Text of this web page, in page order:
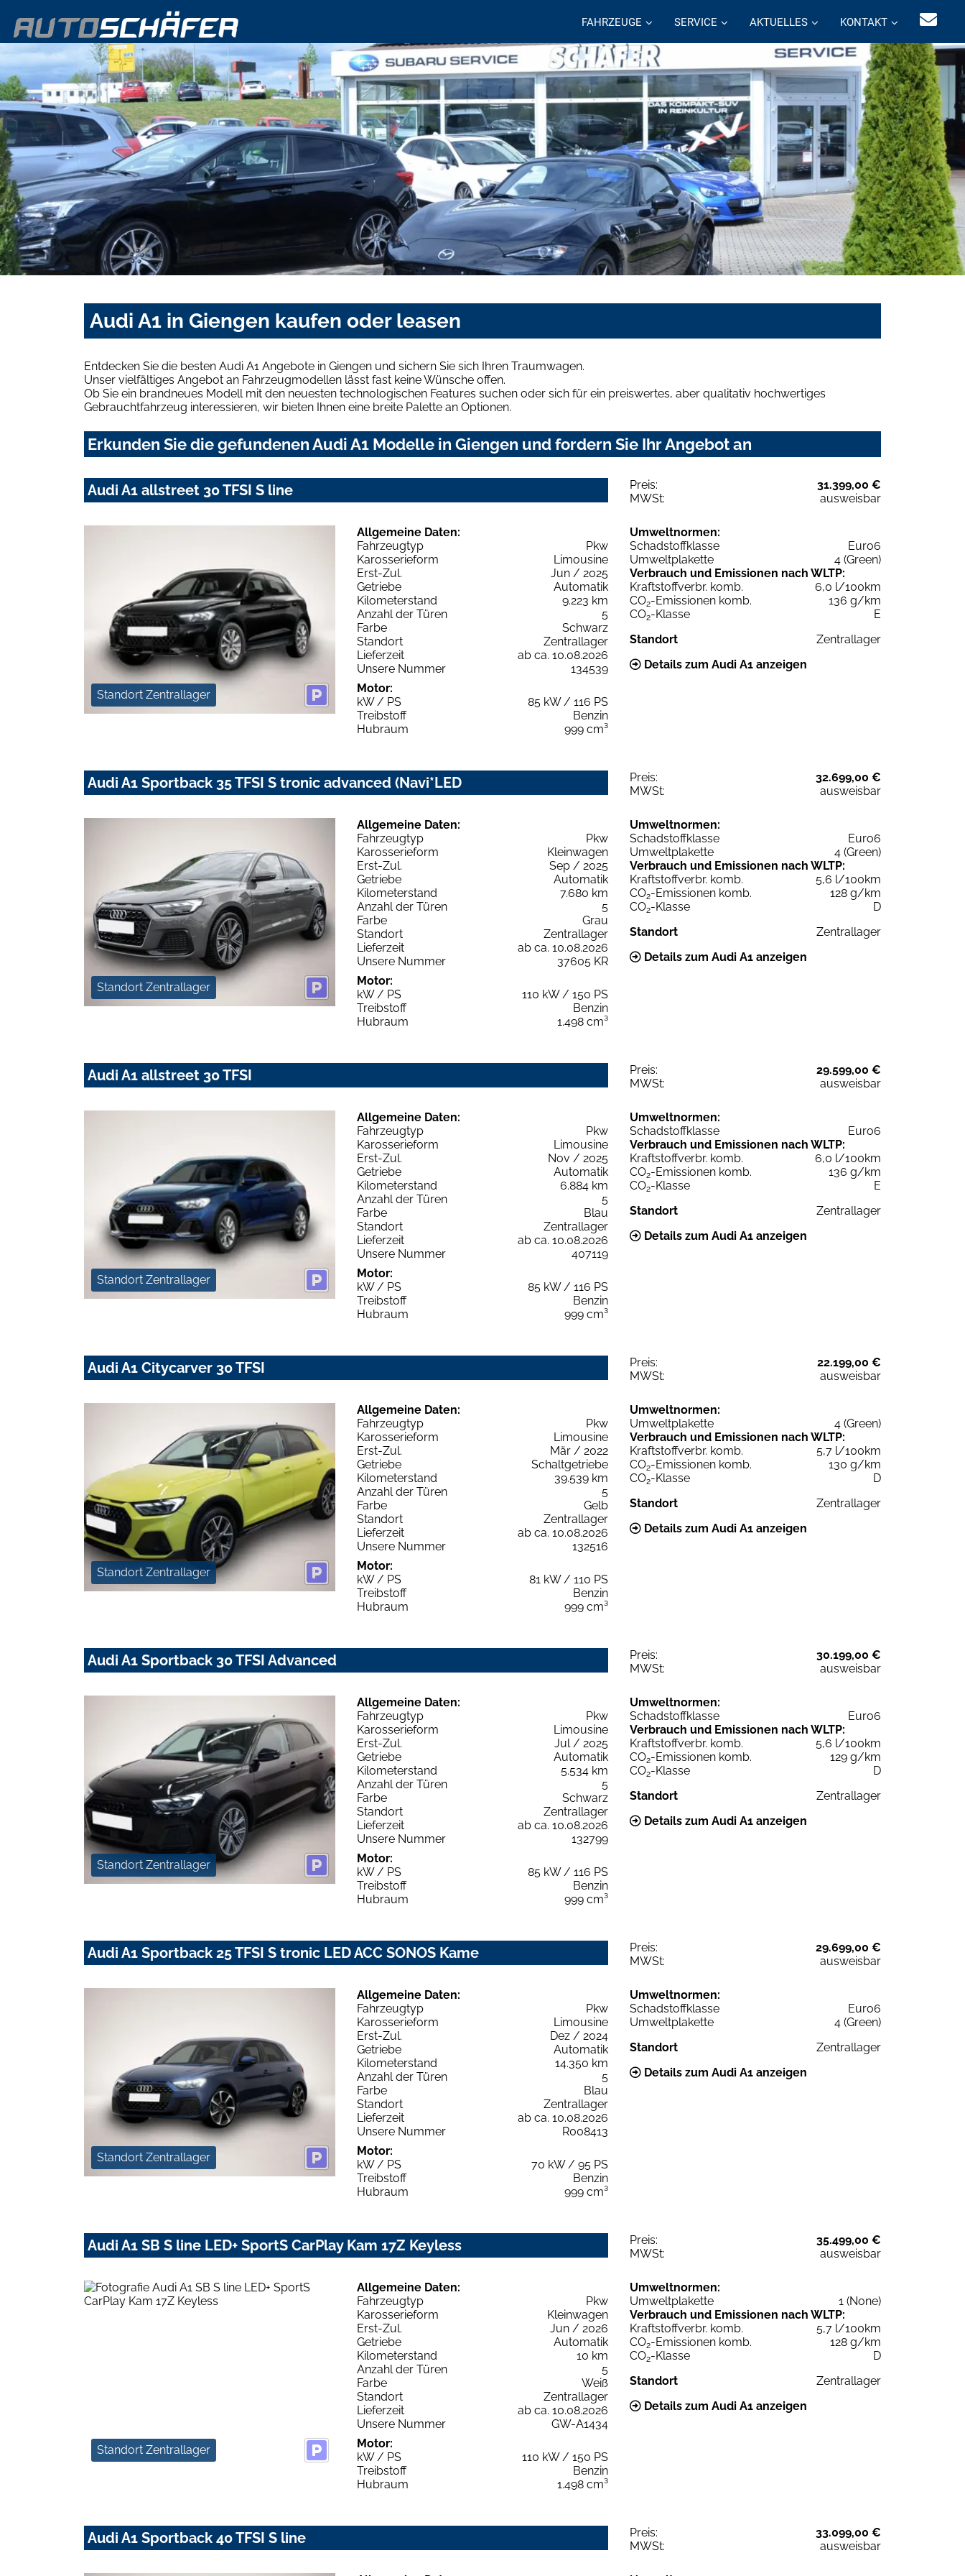
FAHRZEUGE SERVICE AKTUELLES KONTAKT
Audi A1 in Giengen kaufen oder leasen
Entdecken Sie die besten Audi A1 Angebote in Giengen und sichern Sie sich Ihren Traumwagen.
Unser vielfältiges Angebot an Fahrzeugmodellen lässt fast keine Wünsche offen.
Ob Sie ein brandneues Modell mit den neuesten technologischen Features suchen oder sich für ein preiswertes, aber qualitativ hochwertiges
Gebrauchtfahrzeug interessieren, wir bieten Ihnen eine breite Palette an Optionen.
Erkunden Sie die gefundenen Audi A1 Modelle in Giengen und fordern Sie Ihr Angebot an
Audi A1 allstreet 30 TFSI S line Preis:
31.399,00 €
MWSt:
ausweisbar
Standort Zentrallager
Allgemeine Daten:
Fahrzeugtyp
Pkw
Karosserieform
Limousine
Erst-Zul.
Jun / 2025
Getriebe
Automatik
Kilometerstand
9.223 km
Anzahl der Türen
5
Farbe
Schwarz
Standort
Zentrallager
Lieferzeit
ab ca. 10.08.2026
Unsere Nummer
134539
Motor:
kW / PS
85 kW / 116 PS
Treibstoff
Benzin
Hubraum
999 cm³
Umweltnormen:
Schadstoffklasse
Euro6
Umweltplakette
4 (Green)
Verbrauch und Emissionen nach WLTP:
Kraftstoffverbr. komb.
6,0 l/100km
CO2-Emissionen komb.
136 g/km
CO2-Klasse
E
Standort
Zentrallager
Details zum Audi A1 anzeigen
Audi A1 Sportback 35 TFSI S tronic advanced (Navi*LED Preis:
32.699,00 €
MWSt:
ausweisbar
Standort Zentrallager
Allgemeine Daten:
Fahrzeugtyp
Pkw
Karosserieform
Kleinwagen
Erst-Zul.
Sep / 2025
Getriebe
Automatik
Kilometerstand
7.680 km
Anzahl der Türen
5
Farbe
Grau
Standort
Zentrallager
Lieferzeit
ab ca. 10.08.2026
Unsere Nummer
37605 KR
Motor:
kW / PS
110 kW / 150 PS
Treibstoff
Benzin
Hubraum
1.498 cm³
Umweltnormen:
Schadstoffklasse
Euro6
Umweltplakette
4 (Green)
Verbrauch und Emissionen nach WLTP:
Kraftstoffverbr. komb.
5,6 l/100km
CO2-Emissionen komb.
128 g/km
CO2-Klasse
D
Standort
Zentrallager
Details zum Audi A1 anzeigen
Audi A1 allstreet 30 TFSI Preis:
29.599,00 €
MWSt:
ausweisbar
Standort Zentrallager
Allgemeine Daten:
Fahrzeugtyp
Pkw
Karosserieform
Limousine
Erst-Zul.
Nov / 2025
Getriebe
Automatik
Kilometerstand
6.884 km
Anzahl der Türen
5
Farbe
Blau
Standort
Zentrallager
Lieferzeit
ab ca. 10.08.2026
Unsere Nummer
407119
Motor:
kW / PS
85 kW / 116 PS
Treibstoff
Benzin
Hubraum
999 cm³
Umweltnormen:
Schadstoffklasse
Euro6
Verbrauch und Emissionen nach WLTP:
Kraftstoffverbr. komb.
6,0 l/100km
CO2-Emissionen komb.
136 g/km
CO2-Klasse
E
Standort
Zentrallager
Details zum Audi A1 anzeigen
Audi A1 Citycarver 30 TFSI Preis:
22.199,00 €
MWSt:
ausweisbar
Standort Zentrallager
Allgemeine Daten:
Fahrzeugtyp
Pkw
Karosserieform
Limousine
Erst-Zul.
Mär / 2022
Getriebe
Schaltgetriebe
Kilometerstand
39.539 km
Anzahl der Türen
5
Farbe
Gelb
Standort
Zentrallager
Lieferzeit
ab ca. 10.08.2026
Unsere Nummer
132516
Motor:
kW / PS
81 kW / 110 PS
Treibstoff
Benzin
Hubraum
999 cm³
Umweltnormen:
Umweltplakette
4 (Green)
Verbrauch und Emissionen nach WLTP:
Kraftstoffverbr. komb.
5,7 l/100km
CO2-Emissionen komb.
130 g/km
CO2-Klasse
D
Standort
Zentrallager
Details zum Audi A1 anzeigen
Audi A1 Sportback 30 TFSI Advanced Preis:
30.199,00 €
MWSt:
ausweisbar
Standort Zentrallager
Allgemeine Daten:
Fahrzeugtyp
Pkw
Karosserieform
Limousine
Erst-Zul.
Jul / 2025
Getriebe
Automatik
Kilometerstand
5.534 km
Anzahl der Türen
5
Farbe
Schwarz
Standort
Zentrallager
Lieferzeit
ab ca. 10.08.2026
Unsere Nummer
132799
Motor:
kW / PS
85 kW / 116 PS
Treibstoff
Benzin
Hubraum
999 cm³
Umweltnormen:
Schadstoffklasse
Euro6
Verbrauch und Emissionen nach WLTP:
Kraftstoffverbr. komb.
5,6 l/100km
CO2-Emissionen komb.
129 g/km
CO2-Klasse
D
Standort
Zentrallager
Details zum Audi A1 anzeigen
Audi A1 Sportback 25 TFSI S tronic LED ACC SONOS Kame Preis:
29.699,00 €
MWSt:
ausweisbar
Standort Zentrallager
Allgemeine Daten:
Fahrzeugtyp
Pkw
Karosserieform
Limousine
Erst-Zul.
Dez / 2024
Getriebe
Automatik
Kilometerstand
14.350 km
Anzahl der Türen
5
Farbe
Blau
Standort
Zentrallager
Lieferzeit
ab ca. 10.08.2026
Unsere Nummer
R008413
Motor:
kW / PS
70 kW / 95 PS
Treibstoff
Benzin
Hubraum
999 cm³
Umweltnormen:
Schadstoffklasse
Euro6
Umweltplakette
4 (Green)
Standort
Zentrallager
Details zum Audi A1 anzeigen
Audi A1 SB S line LED+ SportS CarPlay Kam 17Z Keyless Preis:
35.499,00 €
MWSt:
ausweisbar
Standort Zentrallager
Allgemeine Daten:
Fahrzeugtyp
Pkw
Karosserieform
Kleinwagen
Erst-Zul.
Jun / 2026
Getriebe
Automatik
Kilometerstand
10 km
Anzahl der Türen
5
Farbe
Weiß
Standort
Zentrallager
Lieferzeit
ab ca. 10.08.2026
Unsere Nummer
GW-A1434
Motor:
kW / PS
110 kW / 150 PS
Treibstoff
Benzin
Hubraum
1.498 cm³
Umweltnormen:
Umweltplakette
1 (None)
Verbrauch und Emissionen nach WLTP:
Kraftstoffverbr. komb.
5,7 l/100km
CO2-Emissionen komb.
128 g/km
CO2-Klasse
D
Standort
Zentrallager
Details zum Audi A1 anzeigen
Audi A1 Sportback 40 TFSI S line Preis:
33.099,00 €
MWSt:
ausweisbar